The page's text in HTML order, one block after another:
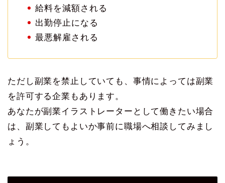
給料を減額される
出勤停止になる
最悪解雇される
ただし副業を禁止していても、事情によっては副業
を許可する企業もあります。
あなたが副業イラストレーターとして働きたい場合
は、副業してもよいか事前に職場へ相談してみまし
ょう。